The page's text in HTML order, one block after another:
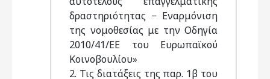
δραστηριότητας − Εναρμόνιση
της νομοθεσίας με την Οδηγία
2010/41/ΕΕ του Ευρωπαϊκού
Κοινοβουλίου»
2. Τις διατάξεις της παρ. 1β του